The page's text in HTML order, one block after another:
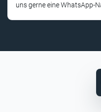
uns gerne eine WhatsApp-